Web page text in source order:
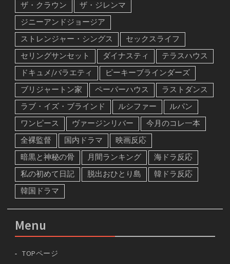
ザ・クラウン
ザ・ジレンマ
ジニーアンドジョージア
ストレンジャー・シングス
セックスライフ
セリングサンセット
ダイナスティ
テラスハウス
ドキュメ/バラエティ
ピーキーブラインダーズ
ブリジャートン家
ペーパーハウス
ラストダンス
ラブ・イズ・ブラインド
ルシファー
ルパン
ワンピース
ヴァージンリバー
今月のコレ一本
全裸監督
国内ドラマ
映画反応
暗黒と神秘の骨
月間ランキング
海ドラ反応
私の初めて日記
脱出おひとり島
韓ドラ反応
韓国ドラマ
Menu
TOPページ